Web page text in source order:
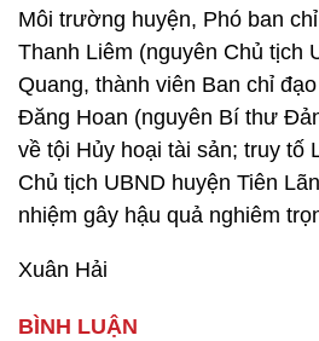
Môi trường huyện, Phó ban
Thanh Liêm (nguyên Chủ tịch
Quang, thành viên Ban chỉ
Đăng Hoan (nguyên Bí thư
về tội Hủy hoại tài sản; truy tố
Chủ tịch UBND huyện Tiên
nhiệm gây hậu quả nghiêm
Xuân Hải